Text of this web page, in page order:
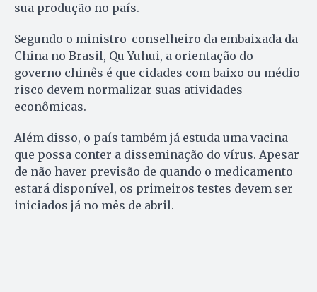
sua produção no país.
Segundo o ministro-conselheiro da embaixada da
China no Brasil, Qu Yuhui, a orientação do
governo chinês é que cidades com baixo ou médio
risco devem normalizar suas atividades
econômicas.
Além disso, o país também já estuda uma vacina
que possa conter a disseminação do vírus. Apesar
de não haver previsão de quando o medicamento
estará disponível, os primeiros testes devem ser
iniciados já no mês de abril.